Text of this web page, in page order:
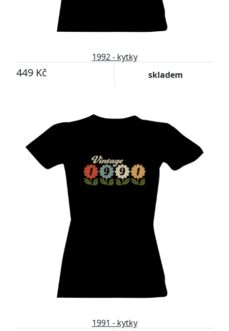
1992 - kytky
449 Kč skladem
1991 - kytky